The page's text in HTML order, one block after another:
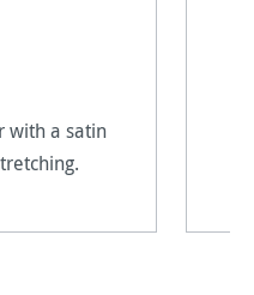
with a satin